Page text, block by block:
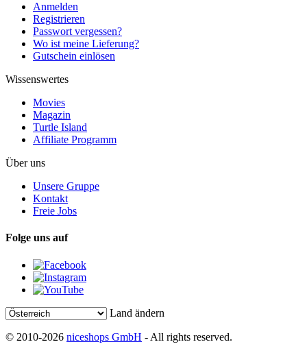
Anmelden
Registrieren
Passwort vergessen?
Wo ist meine Lieferung?
Gutschein einlösen
Wissenswertes
Movies
Magazin
Turtle Island
Affiliate Programm
Über uns
Unsere Gruppe
Kontakt
Freie Jobs
Folge uns auf
Land ändern
© 2010-2026 niceshops GmbH - All rights reserved.